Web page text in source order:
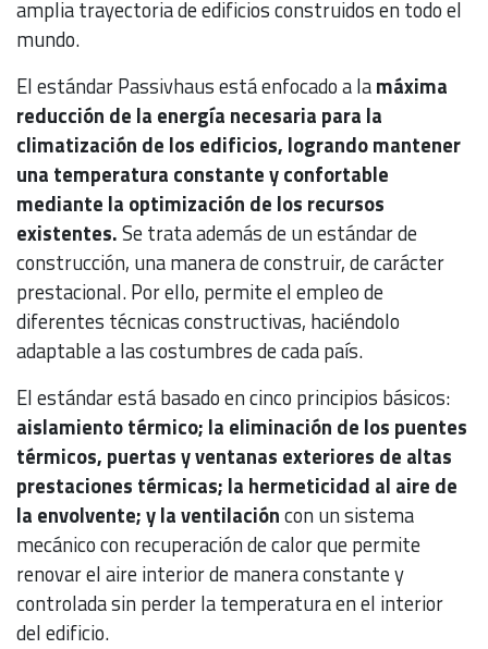
amplia trayectoria de edificios construidos en todo el
mundo.
El estándar Passivhaus está enfocado a lamáxima
reducción de la energía necesaria para la
climatización de los edificios, logrando mantener
una temperatura constante y confortable
mediante la optimización de los recursos
existentes.Se trata además de un estándar de
construcción, una manera de construir, de carácter
prestacional. Por ello, permite el empleo de
diferentes técnicas constructivas, haciéndolo
adaptable a las costumbres de cada país.
El estándar está basado en cinco principios básicos:
aislamiento térmico; la eliminación de los puentes
térmicos, puertas y ventanas exteriores de altas
prestaciones térmicas; la hermeticidad al aire de
la envolvente; y la ventilacióncon un sistema
mecánico con recuperación de calor que permite
renovar el aire interior de manera constante y
controlada sin perder la temperatura en el interior
del edificio.